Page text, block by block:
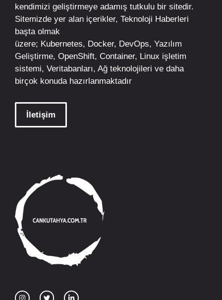
kendimizi geliştirmeye adamış tutkulu bir sitedir.
Sitemizde yer alan içerikler, Teknoloji Haberleri
başta olmak
üzere; Kubernetes, Docker, DevOps, Yazılım
Geliştirme, OpenShift, Container, Linux işletim
sistemi, Veritabanları, Ağ teknolojileri ve daha
birçok konuda hazırlanmaktadır
İletişim